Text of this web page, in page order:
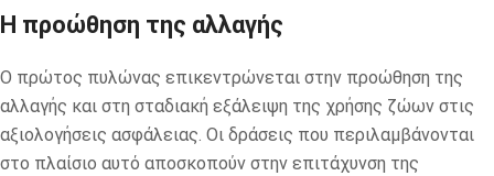
Η προώθηση της αλλαγής
Ο πρώτος πυλώνας επικεντρώνεται στην προώθηση της
αλλαγής και στη σταδιακή εξάλειψη της χρήσης ζώων στις
αξιολογήσεις ασφάλειας. Οι δράσεις που περιλαμβάνονται
στο πλαίσιο αυτό αποσκοπούν στην επιτάχυνση της